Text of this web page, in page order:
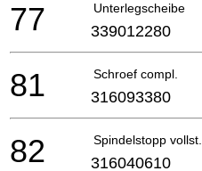
Unterlegscheibe
77 339012280
Schroef compl.
81 316093380
Spindelstopp vollst.
82 316040610